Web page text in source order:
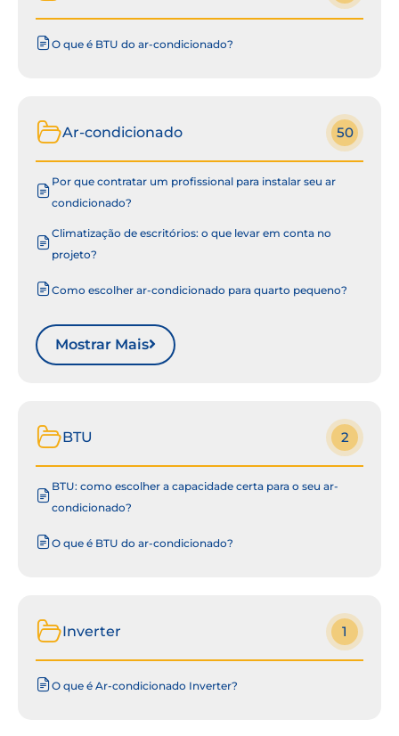
O que é BTU do ar-condicionado?
Ar-condicionado 50
Por que contratar um profissional para instalar seu ar
condicionado?
Climatização de escritórios: o que levar em conta no
projeto?
Como escolher ar-condicionado para quarto pequeno?
Mostrar Mais
BTU 2
BTU: como escolher a capacidade certa para o seu ar-
condicionado?
O que é BTU do ar-condicionado?
Inverter 1
O que é Ar-condicionado Inverter?